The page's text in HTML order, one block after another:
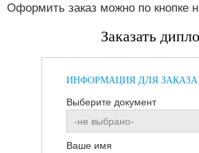
Оформить заказ можно по кнопке
Заказать
ИНФОРМАЦИЯ ДЛЯ ЗАКАЗА
Выберите документ
Ваше имя